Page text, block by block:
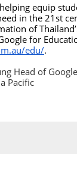
equip
in the 21st
of
edu/.
Head of
Pacific